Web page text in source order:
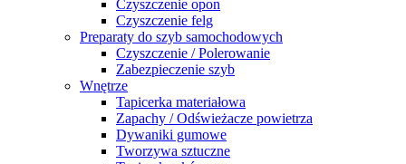
Czyszczenie opon
Czyszczenie felg
Preparaty do szyb samochodowych
Czyszczenie / Polerowanie
Zabezpieczenie szyb
Wnętrze
Tapicerka materiałowa
Zapachy / Odświeżacze powietrza
Dywaniki gumowe
Tworzywa sztuczne